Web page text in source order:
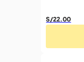
S/22.00